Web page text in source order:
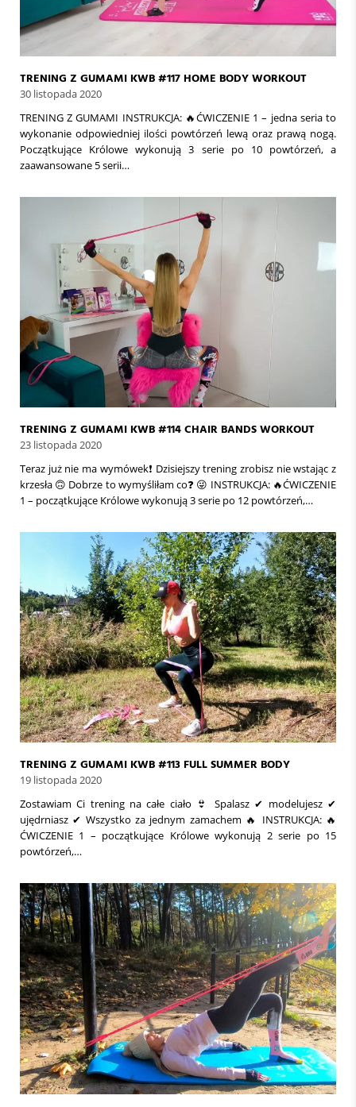
TRENING Z GUMAMI KWB #117 HOME BODY WORKOUT
30 listopada 2020
TRENING Z GUMAMI INSTRUKCJA: 🔥ĆWICZENIE 1 – jedna seria to
wykonanie odpowiedniej ilości powtórzeń lewą oraz prawą nogą.
Początkujące Królowe wykonują 3 serie po 10 powtórzeń, a
zaawansowane 5 serii…
TRENING Z GUMAMI KWB #114 CHAIR BANDS WORKOUT
23 listopada 2020
Teraz już nie ma wymówek❗ Dzisiejszy trening zrobisz nie wstając z
krzesła 🙃 Dobrze to wymyśliłam co❓ 😜 INSTRUKCJA: 🔥ĆWICZENIE
1 – początkujące Królowe wykonują 3 serie po 12 powtórzeń,…
TRENING Z GUMAMI KWB #113 FULL SUMMER BODY
19 listopada 2020
Zostawiam Ci trening na całe ciało 👙 Spalasz ✔ modelujesz ✔
ujędrniasz ✔ Wszystko za jednym zamachem 🔥 INSTRUKCJA: 🔥
ĆWICZENIE 1 – początkujące Królowe wykonują 2 serie po 15
powtórzeń,…